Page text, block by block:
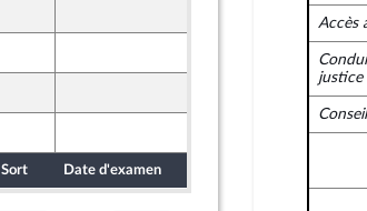
12 novembre 2024
12 novembre 2024
12 novembre 2024
Sort Date d'examen
Accès
justice